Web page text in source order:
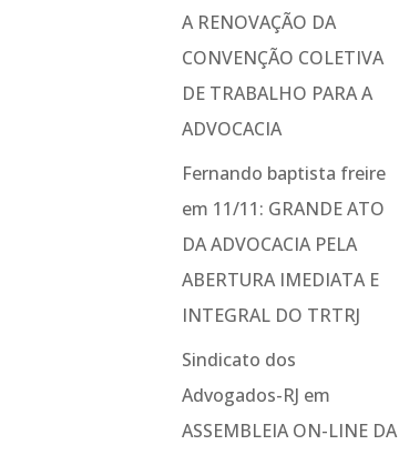
A RENOVAÇÃO DA
CONVENÇÃO COLETIVA
DE TRABALHO PARA A
ADVOCACIA
Fernando baptista freire
em 11/11: GRANDE ATO
DA ADVOCACIA PELA
ABERTURA IMEDIATA E
INTEGRAL DO TRTRJ
Sindicato dos
Advogados-RJ em
ASSEMBLEIA ON-LINE DA